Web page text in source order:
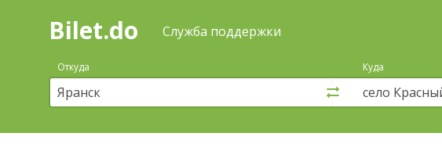
Поиск
покупка
билетов
автобус
онлайн
Bilet.do Служба поддержки
Откуда Куда